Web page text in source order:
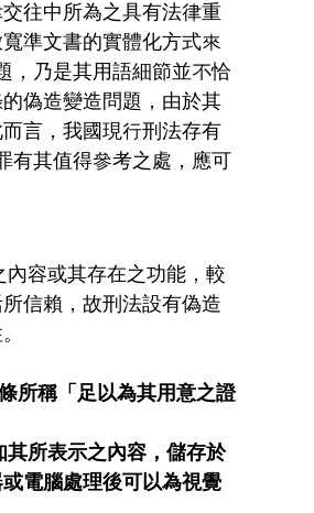
往中所為之具有法律重
準文書的實體化方式來
，乃是其用語細節並不恰
偽造變造問題，由於其
言，我國現行刑法存有
有其值得參考之處，應可
容或其存在之功能，較
信賴，故刑法設有偽造
所稱「足以為其用意之證
其所表示之內容，儲存於
電腦處理後可以為視覺